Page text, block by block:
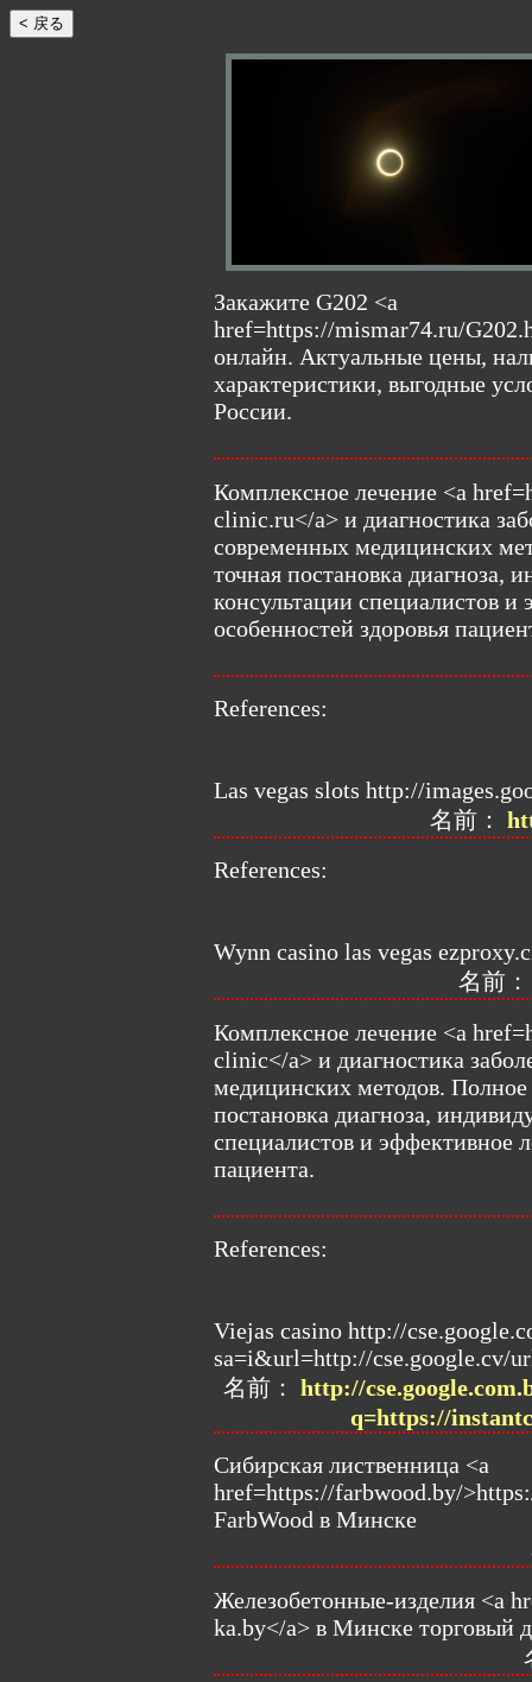
Закажите G202 <a
href=https://mismar74.ru/
онлайн. Актуальные цены,
характеристики, выгодные
России.
Комплексное лечение <a
clinic.ru</a> и диагностика
современных медицинских
точная постановка диагноза,
консультации специалистов
особенностей здоровья
References:
Las vegas slots http://
名前：
References:
Wynn casino las vegas
名前
Комплексное лечение <a
clinic</a> и диагностика
медицинских методов. Полное
постановка диагноза,
специалистов и эффективное
пациента.
References:
Viejas casino http://
sa=i&url=http://cse.google.cv/
名前： http://
q=https://
Сибирская лиственница <a
href=https://farbwood.by/
FarbWood в Минске
Железобетонные-изделия <a
ka.by</a> в Минске торговый